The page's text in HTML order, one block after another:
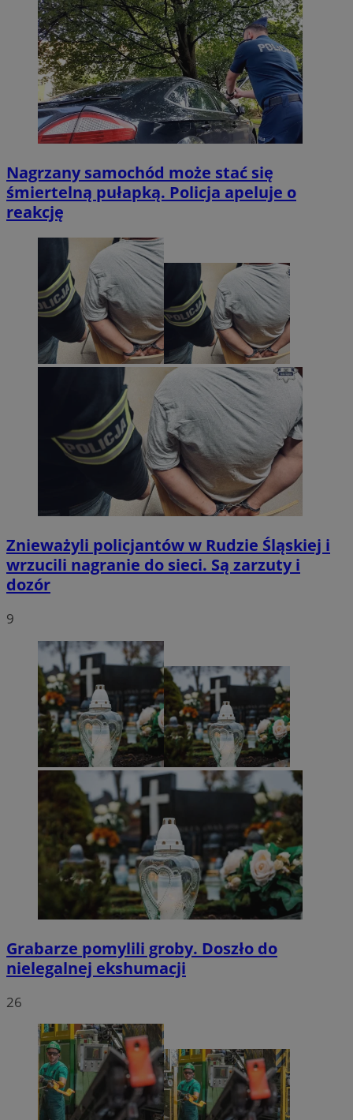
Nagrzany samochód może stać się
śmiertelną pułapką. Policja apeluje o
reakcję
Znieważyli policjantów w Rudzie Śląskiej i
wrzucili nagranie do sieci. Są zarzuty i
dozór
9
Grabarze pomylili groby. Doszło do
nielegalnej ekshumacji
26